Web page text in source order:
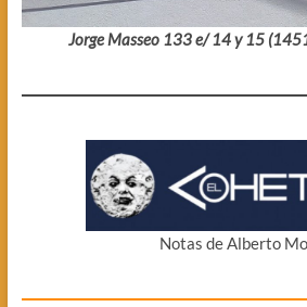
Jorge Masseo 133 e/ 14 y 15
Notas de Alberto